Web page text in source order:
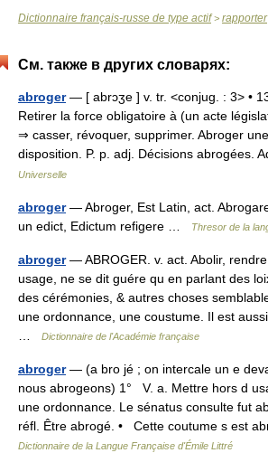
Dictionnaire français-russe de type actif> rapporter
См. также в других словарях:
abroger— [ abrɔʒe ] v. tr. <conjug. : 3> •
Retirer la force obligatoire à (un acte
⇒ casser, révoquer, supprimer. Abroger
disposition. P. p. adj. Décisions abrogées.
Universelle
abroger— Abroger, Est Latin, act.
un edict, Edictum refigere …
Thresor de la
abroger— ABROGER. v. act. Abolir,
usage, ne se dit guére qu en parlant des
des cérémonies, & autres choses
une ordonnance, une coustume. Il est
Dictionnaire de l'Académie française
abroger— (a bro jé ; on intercale un e
nous abrogeons) 1° V. a. Mettre hors d
une ordonnance. Le sénatus consulte fut
réfl. Être abrogé. • Cette coutume s est
Dictionnaire de la Langue Française d'Émile Littré